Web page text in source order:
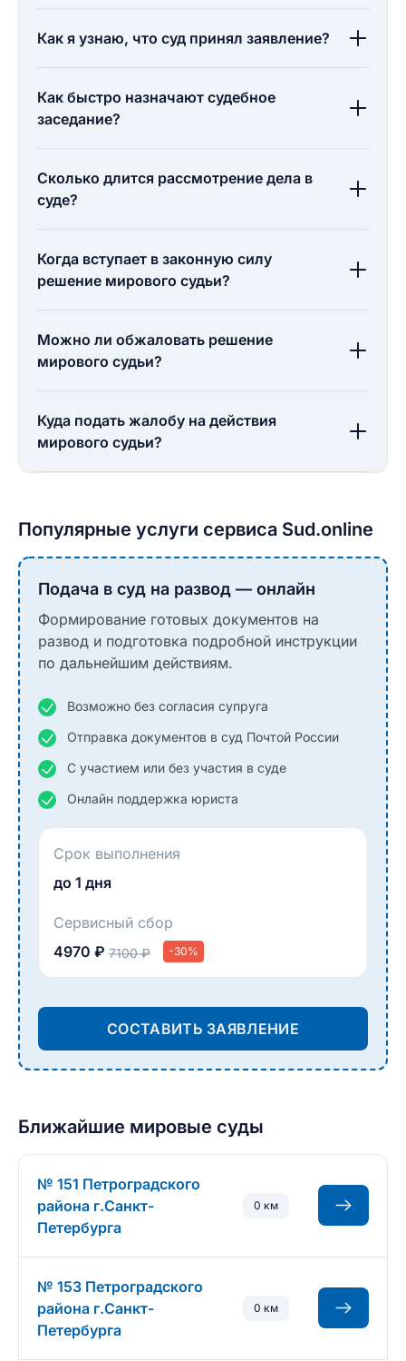
Как я узнаю, что суд принял заявление?
Как быстро назначают судебное
заседание?
Сколько длится рассмотрение дела в
суде?
Когда вступает в законную силу
решение мирового судьи?
Можно ли обжаловать решение
мирового судьи?
Куда подать жалобу на действия
мирового судьи?
Популярные услуги сервиса Sud.online
Подача в суд на развод — онлайн
Формирование готовых документов на
развод и подготовка подробной инструкции
по дальнейшим действиям.
Возможно без согласия супруга
Отправка документов в суд Почтой России
С участием или без участия в суде
Онлайн поддержка юриста
Срок выполнения
до 1 дня
Сервисный сбор
4970 ₽ 7100 ₽ -30%
СОСТАВИТЬ ЗАЯВЛЕНИЕ
Ближайшие мировые суды
№ 151 Петроградского
района г.Санкт-
Петербурга
0 км
№ 153 Петроградского
района г.Санкт-
Петербурга
0 км